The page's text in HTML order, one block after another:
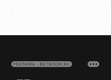
РЕКЛАМА • BETBOOM.RU